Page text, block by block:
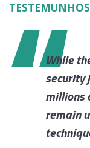
TESTEMUNHOS
While
security
millions
remain